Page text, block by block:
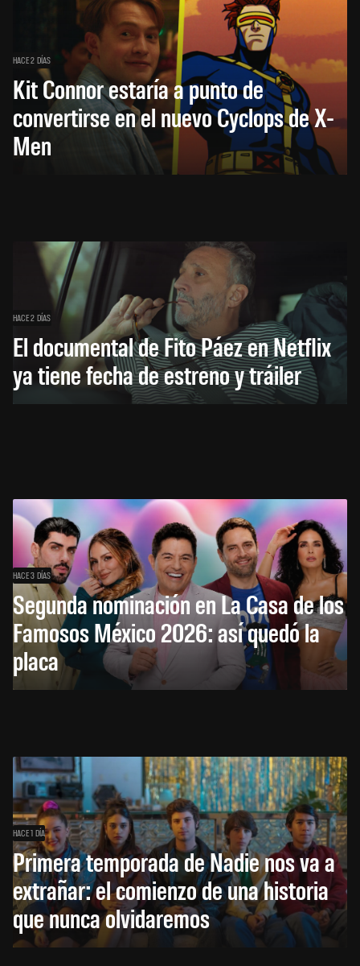
HACE 2 DÍAS
Kit Connor estaría a punto de
convertirse en el nuevo Cyclops de X-
Men
HACE 2 DÍAS
El documental de Fito Páez en Netflix
ya tiene fecha de estreno y tráiler
HACE 3 DÍAS
Segunda nominación en La Casa de los
Famosos México 2026: así quedó la
placa
HACE 1 DÍA
Primera temporada de Nadie nos va a
extrañar: el comienzo de una historia
que nunca olvidaremos